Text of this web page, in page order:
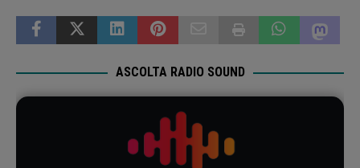
ASCOLTA RADIO SOUND